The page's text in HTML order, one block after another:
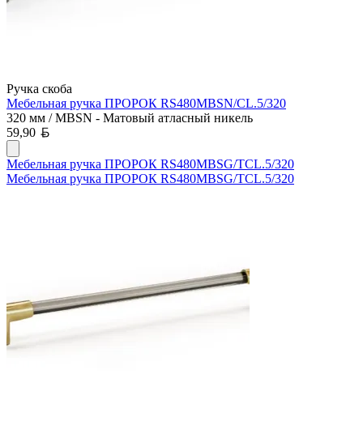
Ручка скоба
Мебельная ручка ПРОРОК RS480MBSN/CL.5/320
320 мм / MBSN - Матовый атласный никель
59,90
Мебельная ручка ПРОРОК RS480MBSG/TCL.5/320
Мебельная ручка ПРОРОК RS480MBSG/TCL.5/320